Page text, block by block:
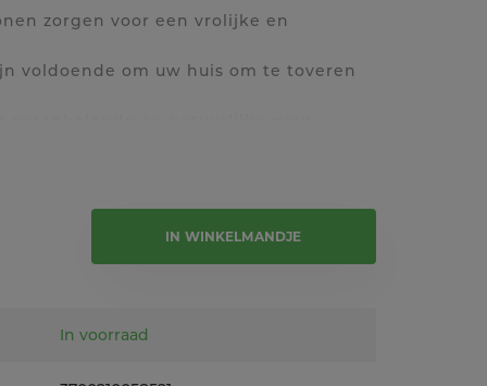
zorgen voor een vrolijke en
voldoende om uw huis om te toveren
IN WINKELMANDJE
In voorraad